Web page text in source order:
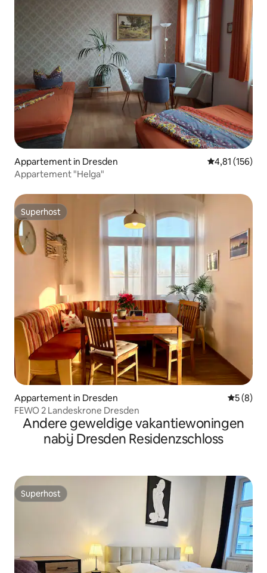
Appartement in Dresden Gemiddelde
4,81 (156)
Appartement "Helga"
Superhost
Superhost
Appartement in Dresden
5 (8)
FEWO 2 Landeskrone Dresden
Andere geweldige vakantiewoningen
nabij Dresden Residenzschloss
Superhost
Superhost